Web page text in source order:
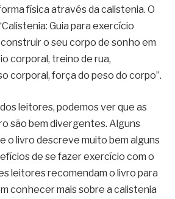
física através da calistenia. O
Guia para exercício
o seu corpo de sonho em
corporal, treino de rua,
corporal, força do peso do corpo”.
leitores, podemos ver que as
são bem divergentes. Alguns
o livro descreve muito bem alguns
de se fazer exercício com o
leitores recomendam o livro para
conhecer mais sobre a calistenia